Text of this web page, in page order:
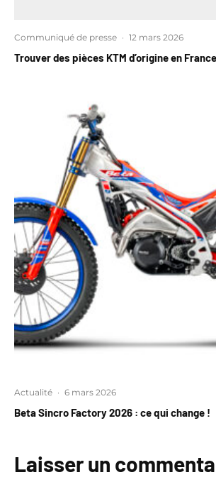
Communiqué de presse · 12 mars 2026
Trouver des pièces KTM d’origine en
Actualité · 6 mars 2026
Beta Sincro Factory 2026 : ce qui change !
Laisser un